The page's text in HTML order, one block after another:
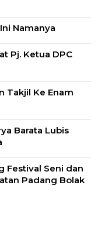
Namanya
Pj. Ketua DPC
Takjil Ke Enam
Barata Lubis
Festival Seni dan
Padang Bolak